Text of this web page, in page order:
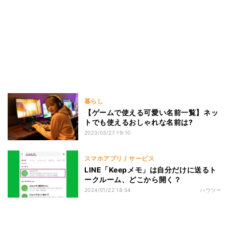
暮らし
【ゲームで使える可愛い名前一覧】ネッ
トでも使えるおしゃれな名前は?
2023/03/27 19:10
スマホアプリ / サービス
LINE「Keepメモ」は自分だけに送るト
ークルーム、どこから開く？
2024/01/22 18:54 ハウツー